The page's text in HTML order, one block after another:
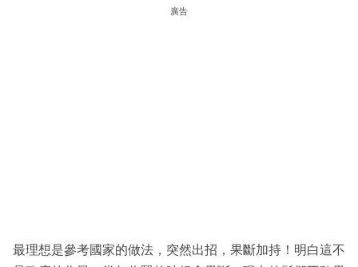
廣告
最理想是參考國家的做法，突然出招，果斷加持！明白這不